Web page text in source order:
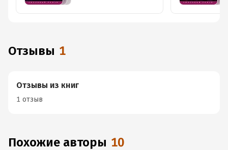
Отзывы 1
Отзывы из книг
1 отзыв
Похожие авторы 10